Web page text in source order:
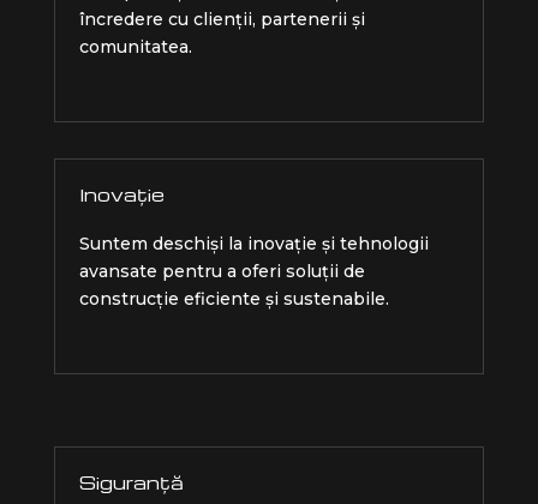
încredere cu clienții, partenerii și
comunitatea.
Inovație
Suntem deschiși la inovație și tehnologii
avansate pentru a oferi soluții de
construcție eficiente și sustenabile.
Siguranță